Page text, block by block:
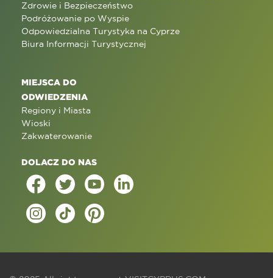
Zdrowie i Bezpieczeństwo
Podróżowanie po Wyspie
Odpowiedzialna Turystyka na Cyprze
Biura Informacji Turystycznej
MIEJSCA DO
ODWIEDZENIA
Regiony i Miasta
Wioski
Zakwaterowanie
DOLACZ DO NAS